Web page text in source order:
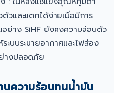
วและแตกได้ง่ายเมื่อมีการ
อย่าง SiHF ยังคงความอ่อนตัว
บบระบายอากาศและไฟส่อง
างปลอดภัย
นความร้อนทนน้ำมัน